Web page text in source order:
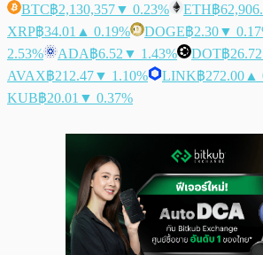
BTC฿2,130,357▼ 0.23% ETH฿
XRP฿34.01 ▲ 0.19% DOGE฿2.30▼
2.53%
ADA฿6.52 ▼ 1.43% DOT฿26.72
AVAX฿212.47▼ 1.10% LINK฿272.00 ▲
KUB฿20.01 ▼ 0.37%